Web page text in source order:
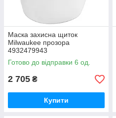
Маска захисна щиток
Milwaukee прозора
4932479943
Готово до відправки 6 од.
2 705 ₴
Купити